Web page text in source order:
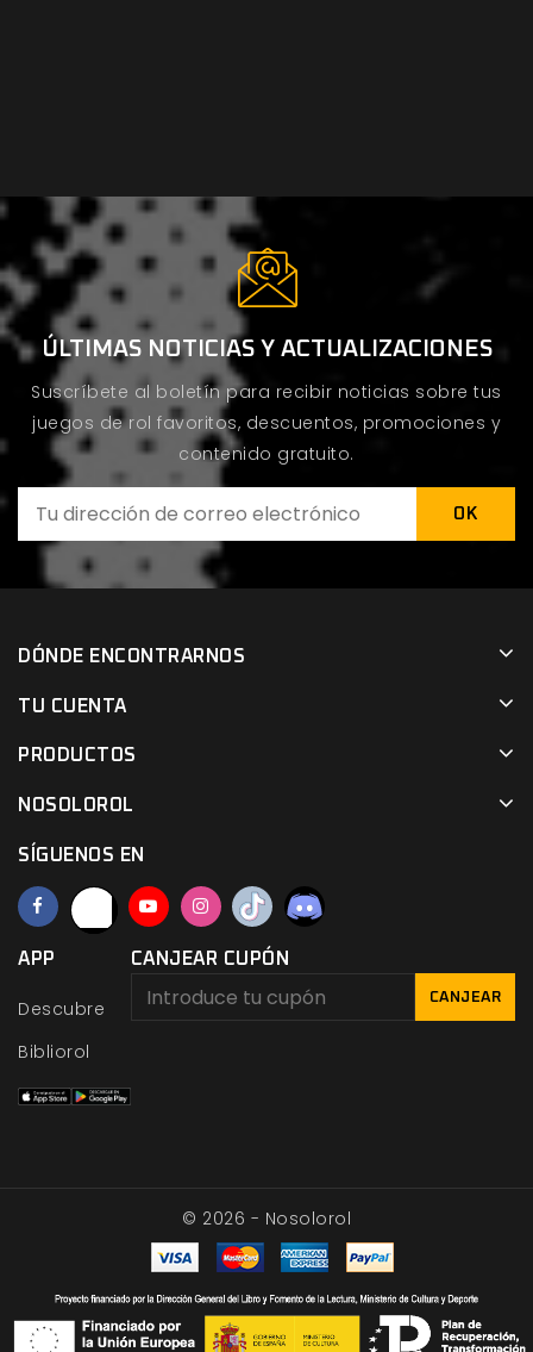
ÚLTIMAS NOTICIAS Y ACTUALIZACIONES
Suscríbete al boletín para recibir noticias sobre tus
juegos de rol favoritos, descuentos, promociones y
contenido gratuito.
DÓNDE ENCONTRARNOS
TU CUENTA
PRODUCTOS
NOSOLOROL
SÍGUENOS EN
APP
Descubre
Bibliorol
CANJEAR CUPÓN
CANJEAR
© 2026 - Nosolorol